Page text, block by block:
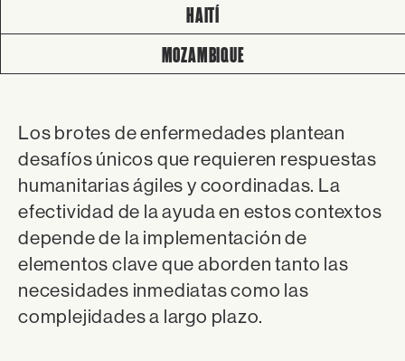
HAITÍ
MOZAMBIQUE
Los brotes de enfermedades plantean
desafíos únicos que requieren respuestas
humanitarias ágiles y coordinadas. La
efectividad de la ayuda en estos contextos
depende de la implementación de
elementos clave que aborden tanto las
necesidades inmediatas como las
complejidades a largo plazo.